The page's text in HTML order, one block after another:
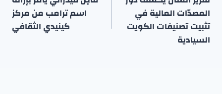
المصدّات المالية في
تثبيت تصنيفات الكويت
السيادية
اسم ترامب من مركز
كينيدي الثقافي